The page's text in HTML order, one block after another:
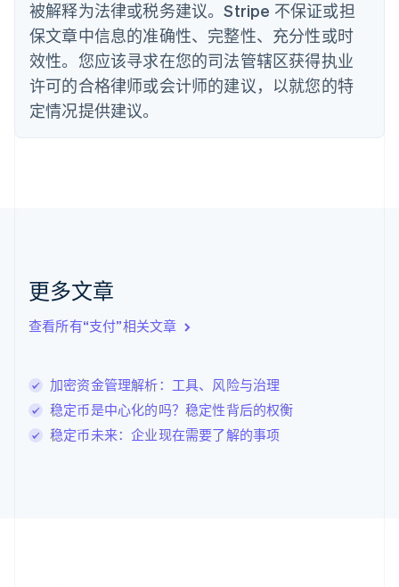
被解释为法律或税务建议。Stripe 不保证或担
保文章中信息的准确性、完整性、充分性或时
效性。您应该寻求在您的司法管辖区获得执业
许可的合格律师或会计师的建议，以就您的特
定情况提供建议。
更多文章
查看所有“支付”相关文章
加密资金管理解析：工具、风险与治理
稳定币是中心化的吗？稳定性背后的权衡
稳定币未来：企业现在需要了解的事项
德国
DeutschEnglish
法国
FrançaisEnglish
芬兰
EnglishSvenska
English
English
卢森堡
罗马尼亚
English